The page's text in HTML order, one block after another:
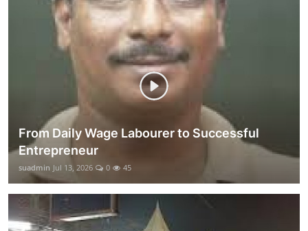
From Daily Wage Labourer to Successful
Entrepreneur
suadmin Jul 13, 2026 0 45